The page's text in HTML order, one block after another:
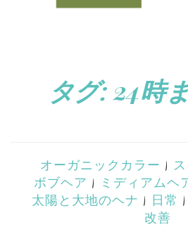
タグ:24時
オーガニックカラー |
ボブヘア | ミディアムヘ
太陽と大地のヘナ | 日常 |
改善